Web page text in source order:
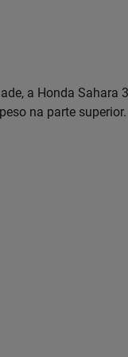
a Honda Sahara
na parte superior.